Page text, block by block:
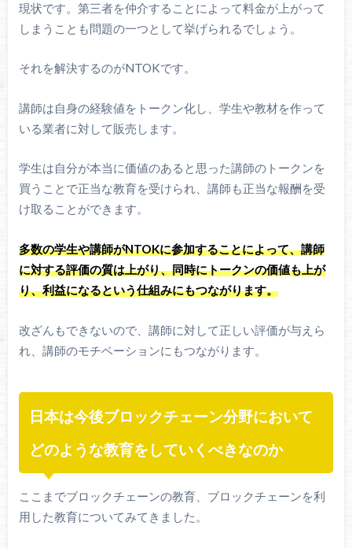
現状です。第三者を仲介することによって料金が上がって
しまうことも問題の一つとして挙げられるでしょう。
それを解決するのがNTOKです。
講師は自身の経験値をトークン化し、学生や教材を作って
いる業者に対して販売します。
学生は自分が本当に価値のあると思った講師のトークンを
買うことで正当な教育を受けられ、講師も正当な報酬を受
け取ることができます。
多数の学生や講師がNTOKに参加することによって、講師
に対する評価の質は上がり、同時にトークンの価値も上が
り、利益になるという仕組みにもつながります。
改ざんもできないので、講師に対して正しい評価が与えら
れ、講師のモチベーションにもつながります。
日本は今後ブロックチェーン分野において
どのような教育をしていくべきなのか
ここまでブロックチェーンの教育、ブロックチェーンを利
用した教育についてみてきました。